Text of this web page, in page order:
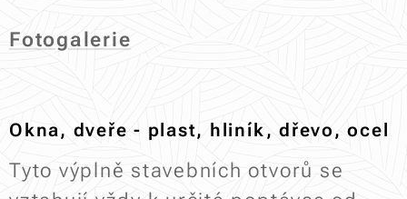
Fotogalerie
Okna, dveře - plast, hliník, dřevo, ocel
Tyto výplně stavebních otvorů se